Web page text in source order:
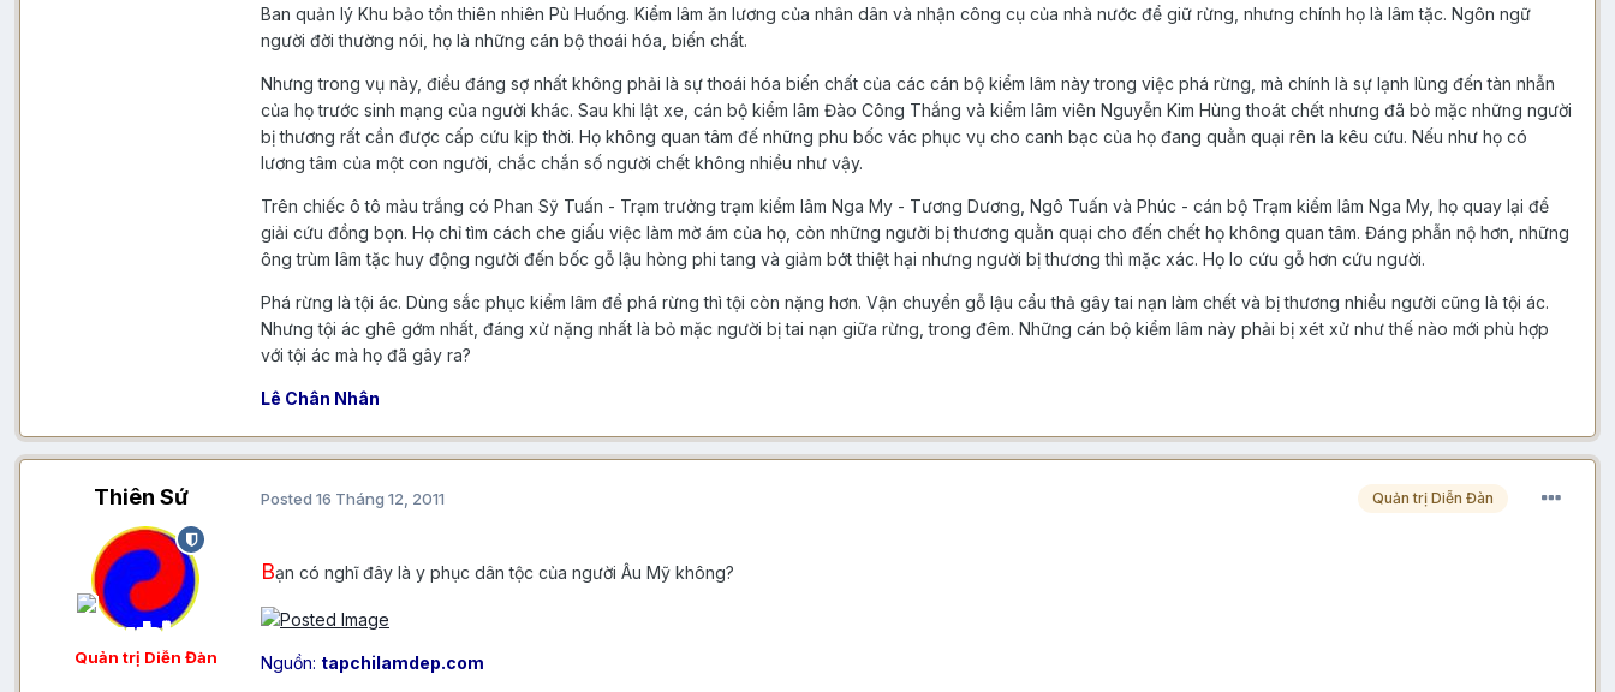
Ban quản lý Khu bảo tồn thiên nhiên Pù Huống. Kiểm lâm ăn lương của nhân dân và nhận công cụ của nhà nước để giữ rừng, nhưng chính họ là lâm tặc. Ngôn ngữ
người đời thường nói, họ là những cán bộ thoái hóa, biến chất.
Nhưng trong vụ này, điều đáng sợ nhất không phải là sự thoái hóa biến chất của các cán bộ kiểm lâm này trong việc phá rừng, mà chính là sự lạnh lùng đến tàn nhẫn
của họ trước sinh mạng của người khác. Sau khi lật xe, cán bộ kiểm lâm Đào Công Thắng và kiểm lâm viên Nguyễn Kim Hùng thoát chết nhưng đã bỏ mặc những người
bị thương rất cần được cấp cứu kịp thời. Họ không quan tâm đế những phu bốc vác phục vụ cho canh bạc của họ đang quằn quại rên la kêu cứu. Nếu như họ có
lương tâm của một con người, chắc chắn số người chết không nhiều như vậy.
Trên chiếc ô tô màu trắng có Phan Sỹ Tuấn - Trạm trưởng trạm kiểm lâm Nga My - Tương Dương, Ngô Tuấn và Phúc - cán bộ Trạm kiểm lâm Nga My, họ quay lại để
giải cứu đồng bọn. Họ chỉ tìm cách che giấu việc làm mờ ám của họ, còn những người bị thương quằn quại cho đến chết họ không quan tâm. Đáng phẫn nộ hơn, những
ông trùm lâm tặc huy động người đến bốc gỗ lậu hòng phi tang và giảm bớt thiệt hại nhưng người bị thương thì mặc xác. Họ lo cứu gỗ hơn cứu người.
Phá rừng là tội ác. Dùng sắc phục kiểm lâm để phá rừng thì tội còn nặng hơn. Vận chuyển gỗ lậu cẩu thả gây tai nạn làm chết và bị thương nhiều người cũng là tội ác.
Nhưng tội ác ghê gớm nhất, đáng xử nặng nhất là bỏ mặc người bị tai nạn giữa rừng, trong đêm. Những cán bộ kiểm lâm này phải bị xét xử như thế nào mới phù hợp
với tội ác mà họ đã gây ra?
Lê Chân Nhân
Thiên Sứ
Quản trị Diễn Đàn
Quản trị Diễn Đàn
Posted 16 Tháng 12, 2011
Bạn có nghĩ đây là y phục dân tộc của người Âu Mỹ không?
Nguồn: tapchilamdep.com